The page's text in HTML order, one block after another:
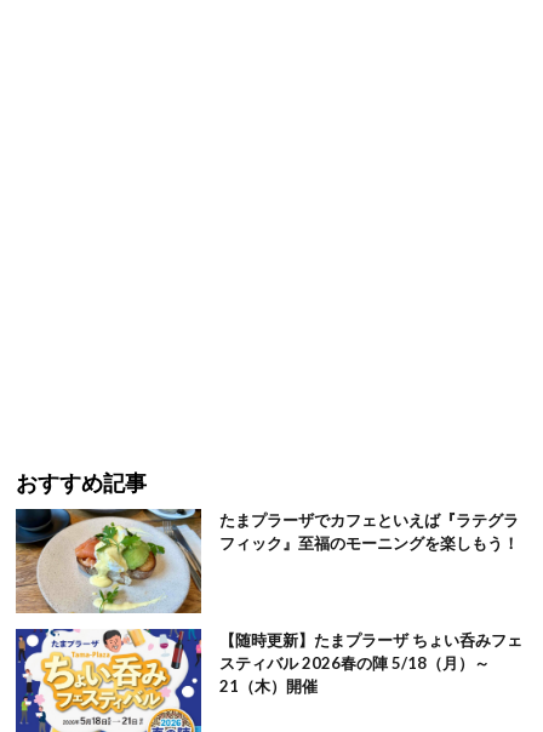
おすすめ記事
たまプラーザでカフェといえば『ラテグラ
フィック』至福のモーニングを楽しもう！
【随時更新】たまプラーザ ちょい呑みフェ
スティバル 2026春の陣 5/18（月）～
21（木）開催